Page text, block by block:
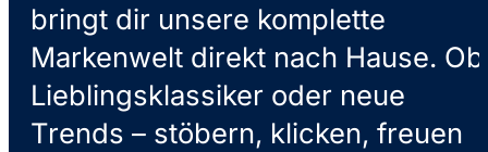
bringt dir unsere komplette
Markenwelt direkt nach Hause. Ob
Lieblingsklassiker oder neue
Trends – stöbern, klicken, freuen